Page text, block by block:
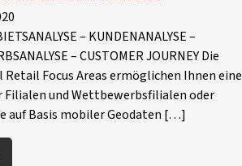
– KUNDENANALYSE –
– CUSTOMER JOURNEY Die
Retail Focus Areas ermöglichen Ihnen eine
Filialen und Wettbewerbsfilialen oder
auf Basis mobiler Geodaten […]